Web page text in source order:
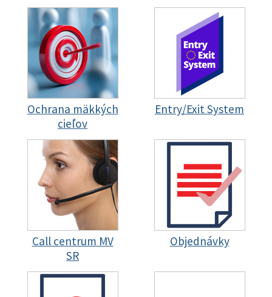
Ochrana mäkkých
cieľov
Entry/Exit System
Call centrum MV
SR
Objednávky